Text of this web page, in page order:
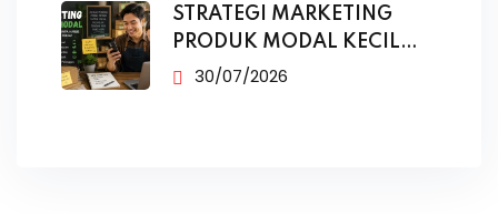
STRATEGI MARKETING
PRODUK MODAL KECIL
TANPA IKLAN
30/07/2026